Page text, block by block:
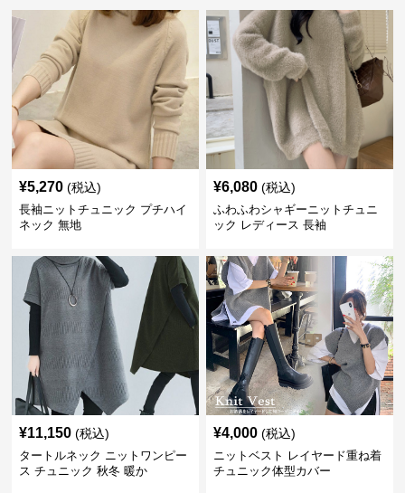
¥5,270 (税込)
長袖ニットチュニック プチハイ
ネック 無地
¥6,080 (税込)
ふわふわシャギーニットチュニ
ック レディース 長袖
¥11,150 (税込)
タートルネック ニットワンピー
ス チュニック 秋冬 暖か
¥4,000 (税込)
ニットベスト レイヤード重ね着
チュニック体型カバー